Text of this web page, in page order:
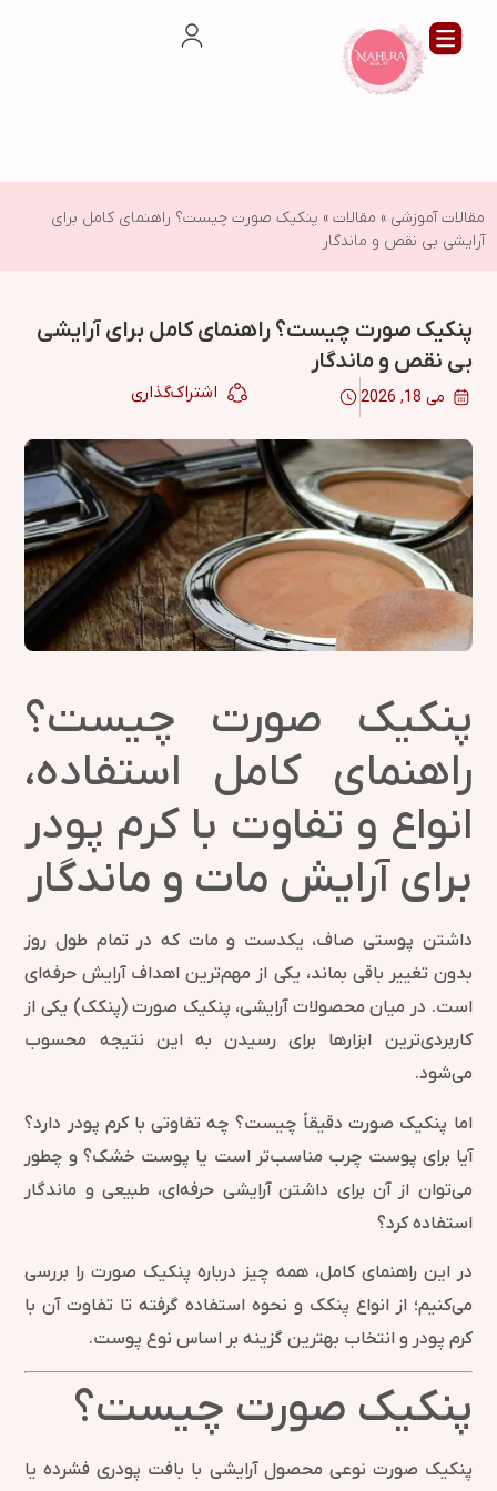
مقالات آموزشی » مقالات » پنکیک صورت چیست؟ راهنمای کامل برای
آرایشی بی‌ نقص و ماندگار
پنکیک صورت چیست؟ راهنمای کامل برای آرایشی
بی‌ نقص و ماندگار
می 18, 2026 اشتراک‌گذاری
پنکیک صورت چیست؟
راهنمای کامل استفاده،
انواع و تفاوت با کرم پودر
برای آرایش مات و ماندگار
داشتن پوستی صاف، یکدست و مات که در تمام طول روز
بدون تغییر باقی بماند، یکی از مهم‌ترین اهداف آرایش حرفه‌ای
است. در میان محصولات آرایشی، پنکیک صورت (پنکک) یکی از
کاربردی‌ترین ابزارها برای رسیدن به این نتیجه محسوب
می‌شود.
اما پنکیک صورت دقیقاً چیست؟ چه تفاوتی با کرم پودر دارد؟
آیا برای پوست چرب مناسب‌تر است یا پوست خشک؟ و چطور
می‌توان از آن برای داشتن آرایشی حرفه‌ای، طبیعی و ماندگار
استفاده کرد؟
در این راهنمای کامل، همه چیز درباره پنکیک صورت را بررسی
می‌کنیم؛ از انواع پنکک و نحوه استفاده گرفته تا تفاوت آن با
کرم پودر و انتخاب بهترین گزینه بر اساس نوع پوست.
پنکیک صورت چیست؟
پنکیک صورت نوعی محصول آرایشی با بافت پودری فشرده یا